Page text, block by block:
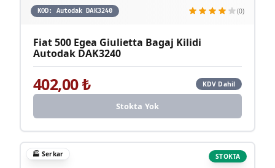
KOD: Autodak DAK3240 (0)
Fiat 500 Egea Giulietta Bagaj Kilidi
Autodak DAK3240
402,00₺ KDV Dahil
Stokta Yok
STOKTA
🏭Serkar